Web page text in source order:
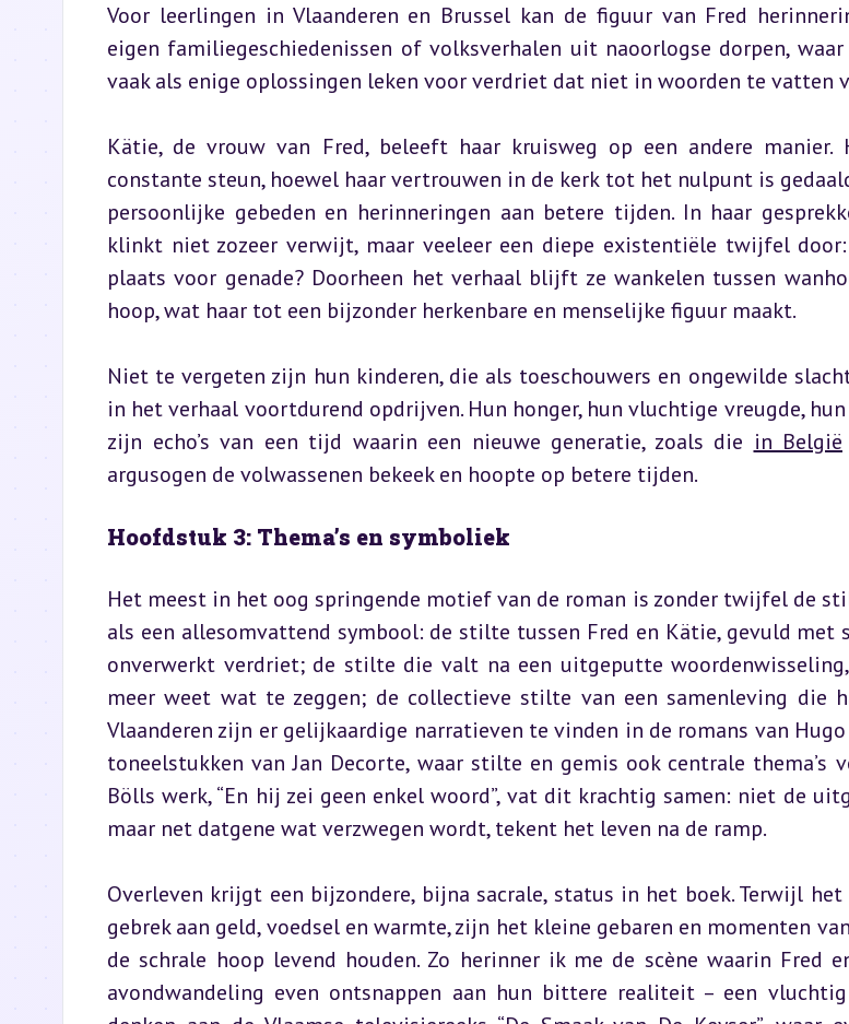
Voor leerlingen in Vlaanderen en Brussel kan de figuur van Fred
eigen familiegeschiedenissen of volksverhalen uit naoorlogse dorpen,
vaak als enige oplossingen leken voor verdriet dat niet in woorden te vatten
Kätie, de vrouw van Fred, beleeft haar kruisweg op een andere manier.
constante steun, hoewel haar vertrouwen in de kerk tot het nulpunt is
persoonlijke gebeden en herinneringen aan betere tijden. In haar
klinkt niet zozeer verwijt, maar veeleer een diepe existentiële twijfel
plaats voor genade? Doorheen het verhaal blijft ze wankelen tussen
hoop, wat haar tot een bijzonder herkenbare en menselijke figuur maakt.
Niet te vergeten zijn hun kinderen, die als toeschouwers en ongewilde
in het verhaal voortdurend opdrijven. Hun honger, hun vluchtige vreugde,
zijn echo’s van een tijd waarin een nieuwe generatie, zoals die in België
argusogen de volwassenen bekeek en hoopte op betere tijden.
Hoofdstuk 3: Thema’s en symboliek
Het meest in het oog springende motief van de roman is zonder twijfel de
als een allesomvattend symbool: de stilte tussen Fred en Kätie, gevuld met
onverwerkt verdriet; de stilte die valt na een uitgeputte
meer weet wat te zeggen; de collectieve stilte van een samenleving die
Vlaanderen zijn er gelijkaardige narratieven te vinden in de romans van
toneelstukken van Jan Decorte, waar stilte en gemis ook centrale thema’s
Bölls werk, “En hij zei geen enkel woord”, vat dit krachtig samen: niet de
maar net datgene wat verzwegen wordt, tekent het leven na de ramp.
Overleven krijgt een bijzondere, bijna sacrale, status in het boek. Terwijl
gebrek aan geld, voedsel en warmte, zijn het kleine gebaren en momenten
de schrale hoop levend houden. Zo herinner ik me de scène waarin Fred
avondwandeling even ontsnappen aan hun bittere realiteit – een